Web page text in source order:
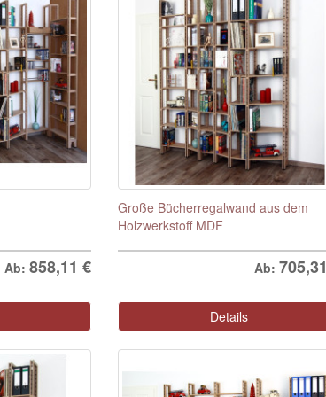
Ab: 858,11 €
Große Bücherregalwand aus dem
Holzwerkstoff MDF
Ab: 705,31
Details